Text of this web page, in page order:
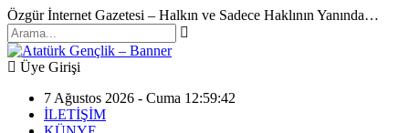
Özgür İnternet Gazetesi – Halkın ve Sadece Haklının Yanında…
Üye Girişi
7 Ağustos 2026 - Cuma 12:59:42
İLETİŞİM